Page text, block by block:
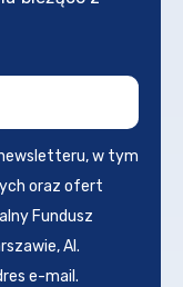
w tym
oraz ofert
Fundusz
Al.
e-mail.